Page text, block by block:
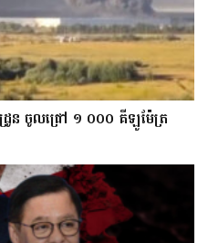
រូន ចូលជ្រៅ ១ ០០០ គីឡូម៉ែត្រ